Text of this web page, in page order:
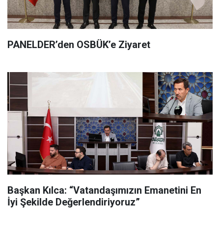
PANELDER’den OSBÜK’e Ziyaret
Başkan Kılca: “Vatandaşımızın Emanetini En
İyi Şekilde Değerlendiriyoruz”